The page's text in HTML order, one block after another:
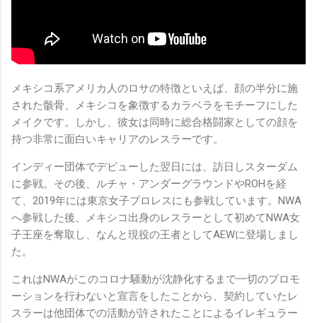
メキシコ系アメリカ人のロサの特徴といえば、顔の半分に施
された骸骨、メキシコを象徴するカラベラをモチーフにした
メイクです。しかし、彼女は同時に総合格闘家としての顔を
持つ非常に面白いキャリアのレスラーです。
インディー団体でデビューした翌日には、訪日しスターダム
に参戦。その後、ルチャ・アンダーグラウンドやROHを経
て、2019年には東京女子プロレスにも参戦しています。NWA
へ参戦した後、メキシコ出身のレスラーとして初めてNWA女
子王座を奪取し、なんと現役の王者としてAEWに登場しまし
た。
これはNWAがこのコロナ騒動が沈静化するまで一切のプロモ
ーションを行わないと宣言をしたことから、契約していたレ
スラーは他団体での活動が許されたことによるイレギュラー